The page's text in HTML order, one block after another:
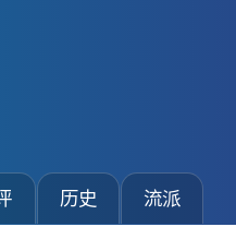
历史 流派